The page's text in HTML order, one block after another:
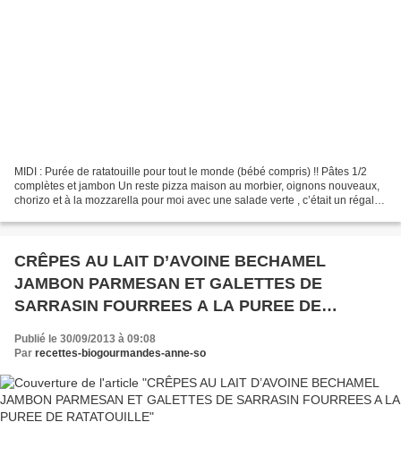
MIDI : Purée de ratatouille pour tout le monde (bébé compris) !! Pâtes 1/2
complètes et jambon Un reste pizza maison au morbier, oignons nouveaux,
chorizo et à la mozzarella pour moi avec une salade verte , c’était un régal !
CRÊPES AU LAIT D’AVOINE BECHAMEL
JAMBON PARMESAN ET GALETTES DE
SARRASIN FOURREES A LA PUREE DE
RATATOUILLE
Publié le 30/09/2013 à 09:08
Par recettes-biogourmandes-anne-so